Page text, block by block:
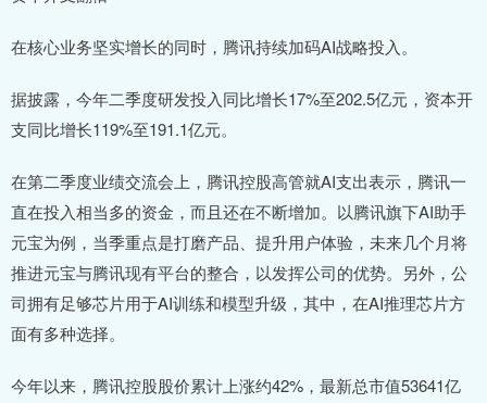
在核心业务坚实增长的同时，腾讯持续加码AI战略投入。
据披露，今年二季度研发投入同比增长17%至202.5亿元，资本开
支同比增长119%至191.1亿元。
在第二季度业绩交流会上，腾讯控股高管就AI支出表示，腾讯一
直在投入相当多的资金，而且还在不断增加。以腾讯旗下AI助手
元宝为例，当季重点是打磨产品、提升用户体验，未来几个月将
推进元宝与腾讯现有平台的整合，以发挥公司的优势。另外，公
司拥有足够芯片用于AI训练和模型升级，其中，在AI推理芯片方
面有多种选择。
今年以来，腾讯控股股价累计上涨约42%，最新总市值53641亿